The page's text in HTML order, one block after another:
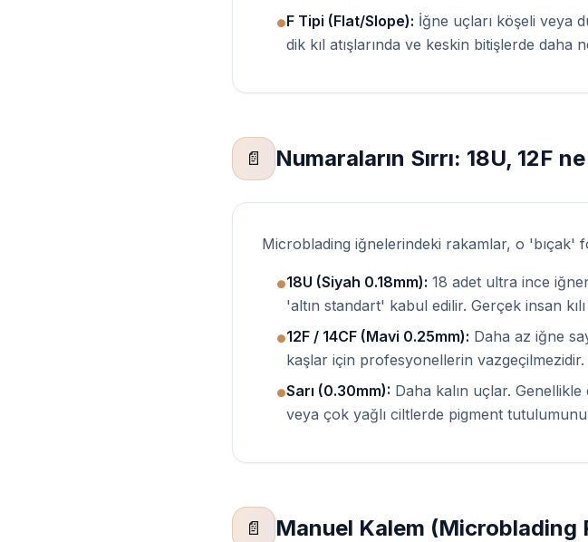
●F Tipi (Flat/Slope): İğne uçları köşeli veya
dik kıl atışlarında ve keskin bitişlerde daha
📄 Numaraların Sırrı: 18U, 12F
Microblading iğnelerindeki rakamlar, o
●18U (Siyah 0.18mm): 18 adet ultra ince
'altın standart' kabul edilir. Gerçek insan
●12F / 14CF (Mavi 0.25mm): Daha az iğne
kaşlar için profesyonellerin vazgeçilmezidir.
●Sarı (0.30mm): Daha kalın uçlar.
veya çok yağlı ciltlerde pigment
📄 Manuel Kalem (Microblading